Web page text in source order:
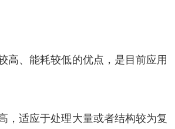
高、能耗较低的优点，是目前应用
，适应于处理大量或者结构较为复